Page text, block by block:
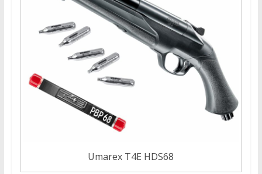
Umarex T4E HDS68